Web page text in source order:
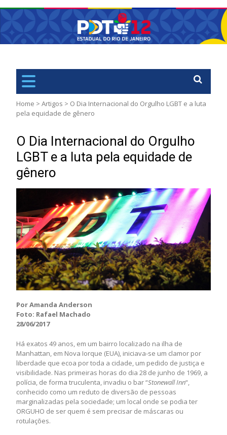
Home >Artigos > O Dia Internacional do Orgulho LGBT e a luta
pela equidade de gênero
O Dia Internacional do Orgulho
LGBT e a luta pela equidade de
gênero
Por Amanda Anderson
Foto: Rafael Machado
28/06/2017
Há exatos 49 anos, em um bairro localizado na ilha de
Manhattan, em Nova Iorque (EUA), iniciava-se um clamor por
liberdade que ecoa por toda a cidade, um pedido de justiça e
visibilidade. Nas primeiras horas do dia 28 de junho de 1969, a
polícia, de forma truculenta, invadiu o bar “Stonewall Inn“,
conhecido como um reduto de diversão de pessoas
marginalizadas pela sociedade; um local onde se podia ter
ORGUHO de ser quem é sem precisar de máscaras ou
rotulações.